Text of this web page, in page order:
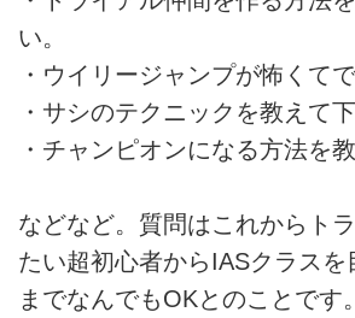
い。
・ウイリージャンプが怖くて
・サシのテクニックを教えて下
・チャンピオンになる方法を
などなど。質問はこれからト
たい超初心者からIASクラス
までなんでもOKとのことです。